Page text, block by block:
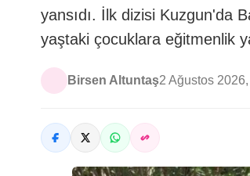
yansıdı. İlk dizisi Kuzgun'da
yaştaki çocuklara eğitmenlik
Birsen Altuntaş2 Ağustos